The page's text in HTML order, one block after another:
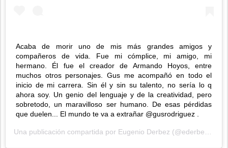
Acaba de morir uno de mis más grandes amigos y
compañeros de vida. Fue mi cómplice, mi amigo, mi
hermano. Él fue el creador de Armando Hoyos, entre
muchos otros personajes. Gus me acompañó en todo el
inicio de mi carrera. Sin él y sin su talento, no sería lo q
ahora soy. Un genio del lenguaje y de la creatividad, pero
sobretodo, un maravilloso ser humano. De esas pérdidas
que duelen... El mundo te va a extrañar @gusrodriguez .
Una publicación compartida por Eugenio Derbez (@ederbez) el